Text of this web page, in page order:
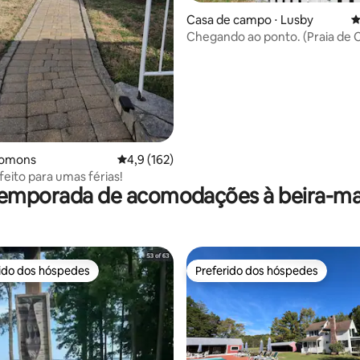
4,9 de uma avaliação média de 5, 162
4,9 (162)
para umas férias!
Casa de campo ⋅ Lusby
Chegando ao ponto. (Praia de
de acomodações à beira-
preferidos dos hóspedes
dos hóspedes Preferido dos hóspedes
Preferido dos hóspedes